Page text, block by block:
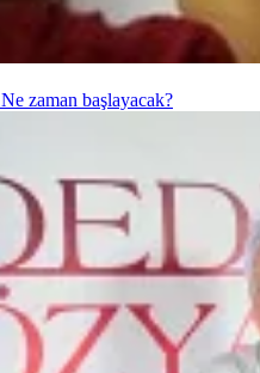
zaman başlayacak?